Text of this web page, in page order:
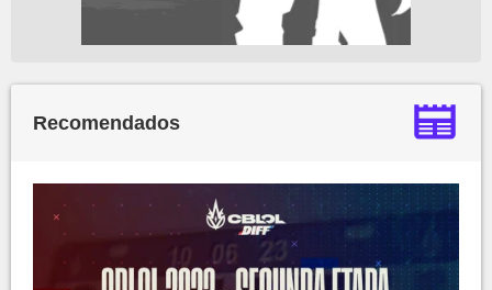
Recomendados